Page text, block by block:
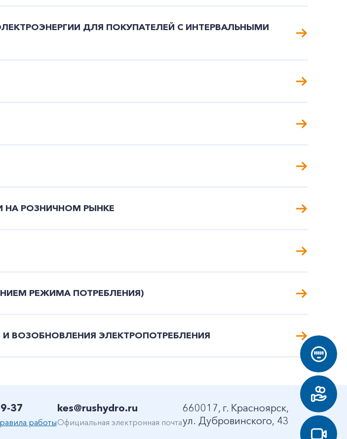
ДЛЯ ПОКУПАТЕЛЕЙ С ИНТЕРВАЛЬНЫМИ
НА РОЗНИЧНОМ РЫНКЕ
РЕЖИМА ПОТРЕБЛЕНИЯ)
ВОЗОБНОВЛЕНИЯ ЭЛЕКТРОПОТРЕБЛЕНИЯ
37
работы
kes@rushydro.ru
Официальная электронная почта
660017, г. Красноярск,
ул. Дубровинского, 43